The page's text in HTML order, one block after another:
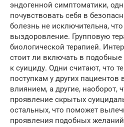
эндогенной симптоматики,
почувствовать себя в
болезнь не исключительна,
выздоровление. Групповую
биологической терапией.
стоит ли включать в
к суициду. Одни считают, что
поступкам у других пациентов
влиянием, а другие, наоборот,
проявление скрытых
остальных, что поможет
проявления подобных